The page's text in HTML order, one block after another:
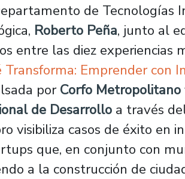
de Tecnologías
Roberto Peña, junto al
entre las diez experiencias
Transforma: Emprender con
porCorfo Metropolitano
de Desarrollo a través
visibiliza casos de éxito en
que, en conjunto con
a la construcción de